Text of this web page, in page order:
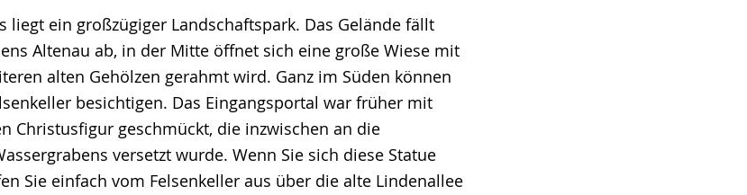
liegt ein großzügiger Landschaftspark. Das Gelände fällt
Altenau ab, in der Mitte öffnet sich eine große Wiese mit
alten Gehölzen gerahmt wird. Ganz im Süden können
besichtigen. Das Eingangsportal war früher mit
Christusfigur geschmückt, die inzwischen an die
versetzt wurde. Wenn Sie sich diese Statue
Sie einfach vom Felsenkeller aus über die alte Lindenallee